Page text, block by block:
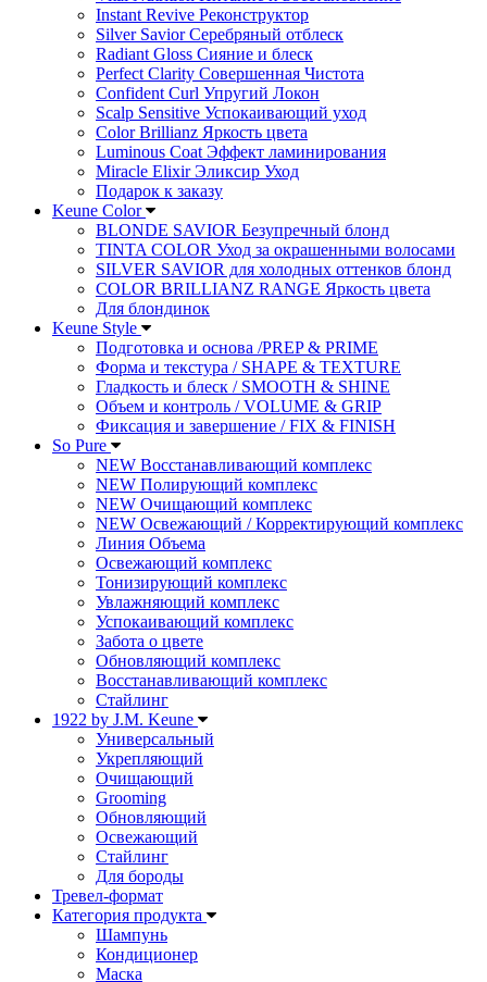
Instant Revive Реконструктор
Silver Savior Серебряный отблеск
Radiant Gloss Сияние и блеск
Perfect Clarity Совершенная Чистота
Confident Curl Упругий Локон
Scalp Sensitive Успокаивающий уход
Color Brillianz Яркость цвета
Luminous Coat Эффект ламинирования
Miracle Elixir Эликсир Уход
Подарок к заказу
Keune Color
BLONDE SAVIOR Безупречный блонд
TINTA COLOR Уход за окрашенными волосами
SILVER SAVIOR для холодных оттенков блонд
COLOR BRILLIANZ RANGE Яркость цвета
Для блондинок
Keune Style
Подготовка и основа /PREP & PRIME
Форма и текстура / SHAPE & TEXTURE
Гладкость и блеск / SMOOTH & SHINE
Объем и контроль / VOLUME & GRIP
Фиксация и завершение / FIX & FINISH
So Pure
NEW Восстанавливающий комплекс
NEW Полирующий комплекс
NEW Очищающий комплекс
NEW Освежающий / Корректирующий комплекс
Линия Объема
Освежающий комплекс
Тонизирующий комплекс
Увлажняющий комплекс
Успокаивающий комплекс
Забота о цвете
Обновляющий комплекс
Восстанавливающий комплекс
Стайлинг
1922 by J.M. Keune
Универсальный
Укрепляющий
Очищающий
Grooming
Обновляющий
Освежающий
Стайлинг
Для бороды
Тревел-формат
Категория продукта
Шампунь
Кондиционер
Маска